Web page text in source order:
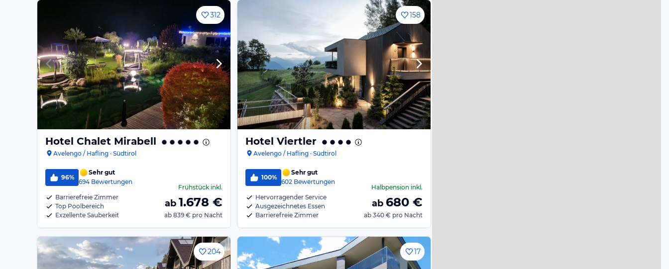
312
Hotel Chalet Mirabell
Avelengo / Hafling · Südtirol
96%
Sehr gut
694 Bewertungen
Barrierefreie Zimmer
Top Poolbereich
Exzellente Sauberkeit
Frühstückinkl.
ab 1.678 €
ab 839 € pro Nacht
158
Hotel Viertler
Avelengo / Hafling · Südtirol
100%
Sehr gut
602 Bewertungen
Hervorragender Service
Ausgezeichnetes Essen
Barrierefreie Zimmer
Halbpension inkl.
ab 680 €
ab 340 € pro Nacht
204 17